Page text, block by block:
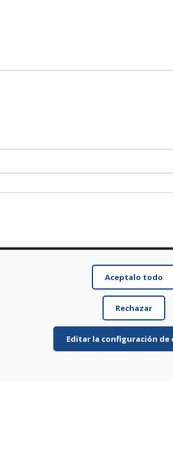
Aceptalo todo
Rechazar
Editar la configuración de